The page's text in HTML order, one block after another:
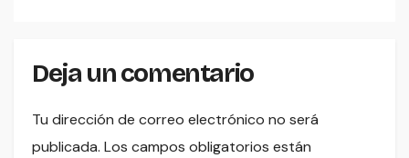
Deja un comentario
Tu dirección de correo electrónico no será
publicada. Los campos obligatorios están